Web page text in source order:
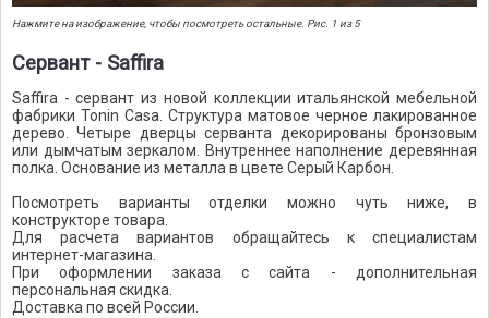
Нажмите на изображение, чтобы посмотреть остальные. Рис. 1 из 5
Сервант - Saffira
Saffira - сервант из новой коллекции итальянской мебельной
фабрики Tonin Casa. Структура матовое черное лакированное
дерево. Четыре дверцы серванта декорированы бронзовым
или дымчатым зеркалом. Внутреннее наполнение деревянная
полка. Основание из металла в цвете Серый Карбон.
Посмотреть варианты отделки можно чуть ниже, в
конструкторе товара.
Для расчета вариантов обращайтесь к специалистам
интернет-магазина.
При оформлении заказа с сайта - дополнительная
персональная скидка.
Доставка по всей России.